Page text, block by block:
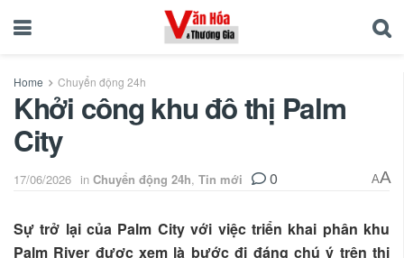
Home Chuyển động 24h
Khởi công khu đô thị Palm
City
17/06/2026 in Chuyển động 24h, Tin mới 0 AA
Sự trở lại của Palm City với việc triển khai phân khu
Palm River được xem là bước đi đáng chú ý trên thị